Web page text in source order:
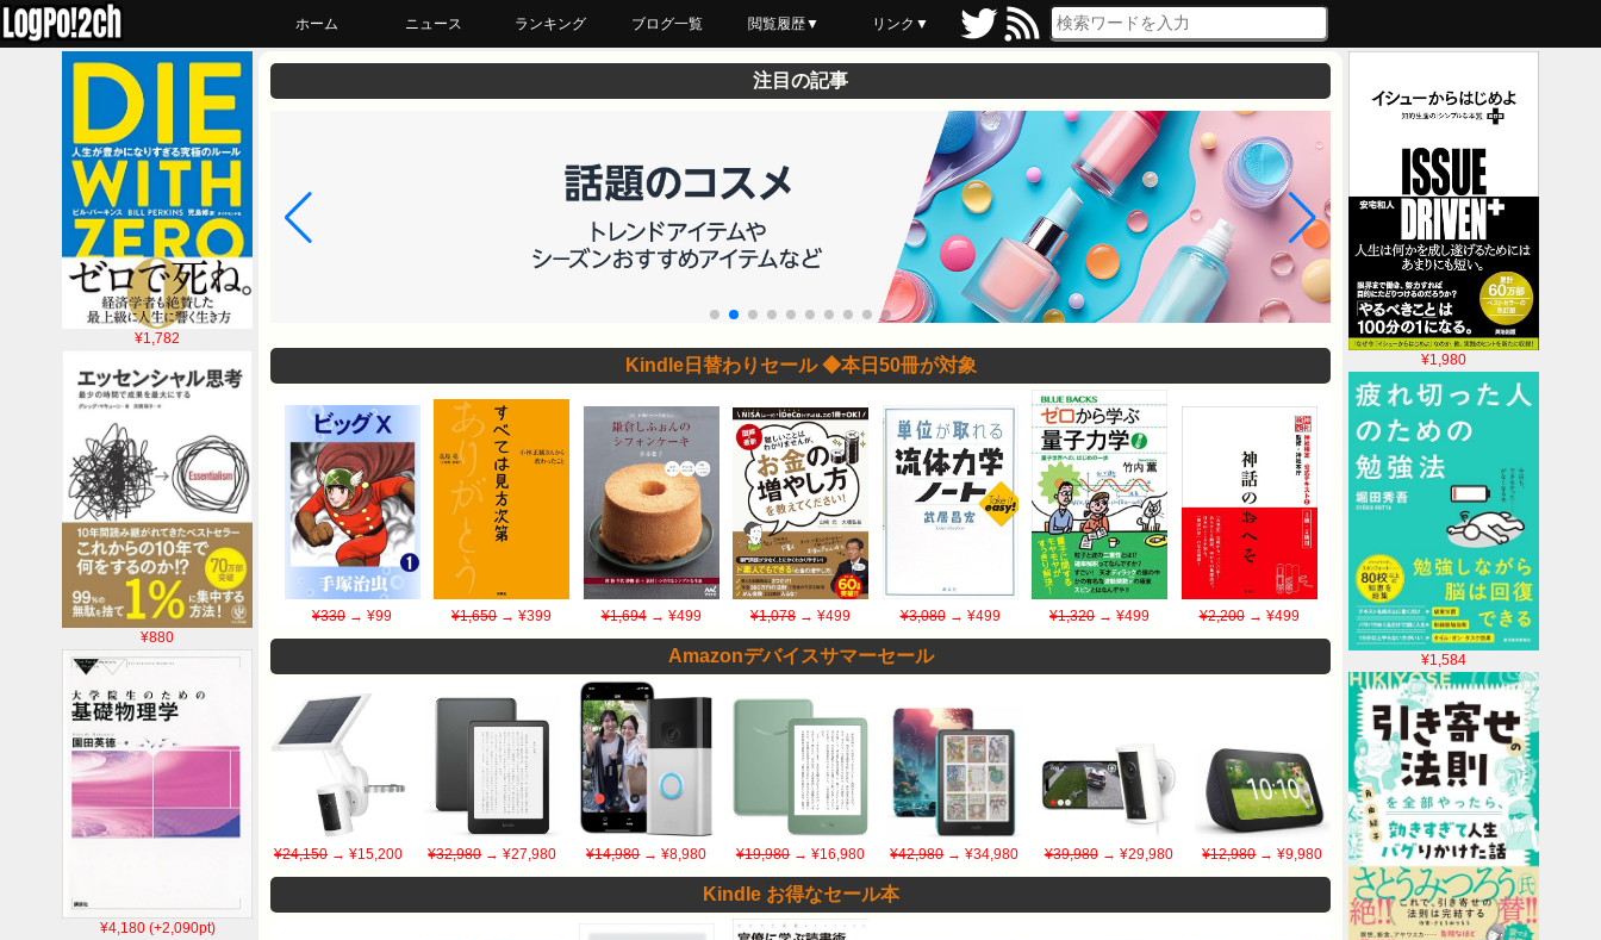
ホーム ニュース ランキング ブログ一覧 閲覧履歴▼
最近読んだ
あとで読む
ブックマーク
リンク▼
¥1,980
¥1,584
¥1,782
¥880
¥4,180 (+2,090pt)
注目の記事
Kindle日替わりセール ◆本日50冊が対象
¥330 → ¥99 ¥1,650 → ¥399 ¥1,694→ ¥499 ¥1,078 → ¥499 ¥3,080→ ¥499 ¥1,320 → ¥499 ¥2,200→ ¥499
Amazonデバイスサマーセール
¥24,150 → ¥15,200 ¥32,980→ ¥27,980 ¥14,980→ ¥8,980 ¥19,980→ ¥16,980 ¥42,980→ ¥34,980 ¥39,980→ ¥29,980 ¥12,980→ ¥9,980
Kindle お得なセール本